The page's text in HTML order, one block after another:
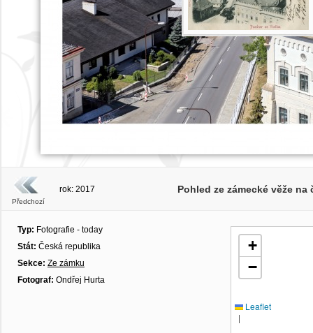
Předchozí
rok: 2017 Pohled ze zámecké věže
Typ: Fotografie - today
Stát: Česká republika
Sekce: Ze zámku
Fotograf: Ondřej Hurta
+
−
Leaflet
|